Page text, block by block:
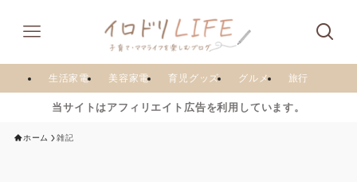
生活家電 美容家電 育児グッズ グルメ 旅行
当サイトはアフィリエイト広告を利用しています。
ホーム 雑記